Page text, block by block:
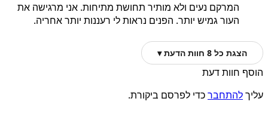
המרקם נעים ולא מותיר תחושת מתיחות. אני מרגישה את
העור גמיש יותר. הפנים נראות לי רעננות יותר אחריה.
הצגת כל 8 חוות הדעת ▾
הוסף חוות דעת
עליךלהתחברכדי לפרסם ביקורת.